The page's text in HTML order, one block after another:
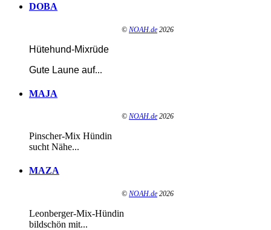
DOBA
© NOAH.de 2026
Hütehund-Mixrüde
Gute Laune auf...
MAJA
© NOAH.de 2026
Pinscher-Mix Hündin
sucht Nähe...
MAZA
© NOAH.de 2026
Leonberger-Mix-Hündin
bildschön mit...